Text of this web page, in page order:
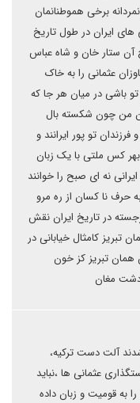
برخی هموطنانمان
های ایران در طول تاریخ
آن ستار خان و شاه عباس
عثمانی را به خاک
تو باشی در میان هر جا که
من چون شکسته بال
تو پور ایرانند و
بهر کس ملتی با یک زبان
نه ای صبح را خوانند
حرف نا کسان از ره مرو
در تاریخ ایران نقش
کامثال خیابانی در
همان تبریز کز خون
دشت مغان
شدند آلت دست ترکیه،
عثمانی ها ،نباید
به قومیت و زبان داده